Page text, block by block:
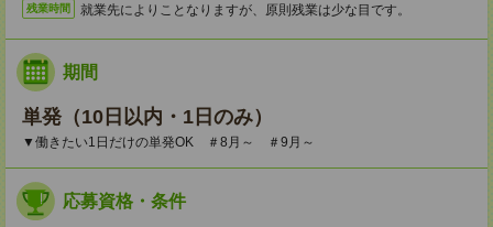
残業時間 就業先によりことなりますが、原則残業は少な目です。
期間
単発（10日以内・1日のみ）
▼働きたい1日だけの単発OK ＃8月～ ＃9月～
応募資格・条件